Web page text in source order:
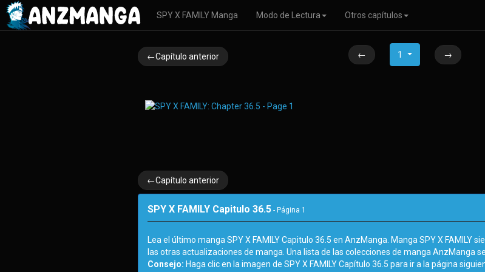
SPY X FAMILY Manga Modo de Lectura Otros capítulos
←Capítulo anterior ← 1 →
←Capítulo anterior
SPY X FAMILY Capitulo 36.5 - Página 1
Lea el último manga SPY X FAMILY Capitulo 36.5 en AnzManga. Manga SPY X FAMILY
las otras actualizaciones de manga. Una lista de las colecciones de manga AnzManga
Consejo: Haga clic en la imagen de SPY X FAMILY Capítulo 36.5 para ir a la página